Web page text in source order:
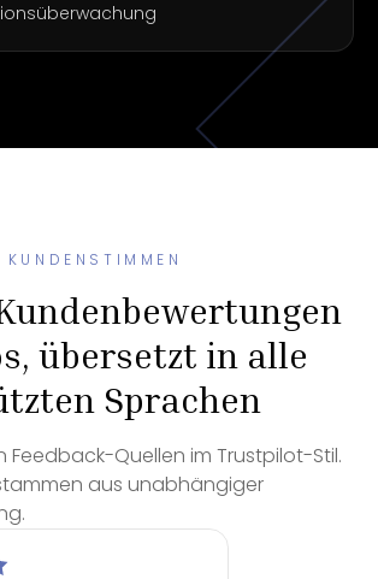
übersetzt in alle
Sprachen
Feedback-Quellen im Trustpilot-Stil.
aus unabhängiger